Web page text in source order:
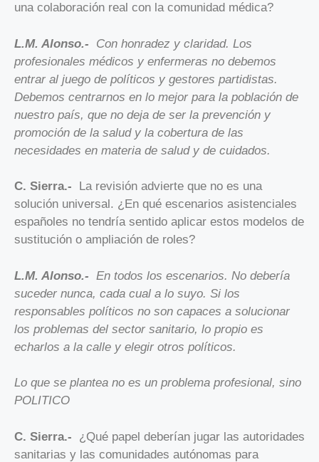
una colaboración real con la comunidad médica?
L.M. Alonso.- Con honradez y claridad. Los
profesionales médicos y enfermeras no debemos
entrar al juego de políticos y gestores partidistas.
Debemos centrarnos en lo mejor para la población de
nuestro país, que no deja de ser la prevención y
promoción de la salud y la cobertura de las
necesidades en materia de salud y de cuidados.
C. Sierra.- La revisión advierte que no es una
solución universal. ¿En qué escenarios asistenciales
españoles no tendría sentido aplicar estos modelos de
sustitución o ampliación de roles?
L.M. Alonso.- En todos los escenarios. No debería
suceder nunca, cada cual a lo suyo. Si los
responsables políticos no son capaces a solucionar
los problemas del sector sanitario, lo propio es
echarlos a la calle y elegir otros políticos.
Lo que se plantea no es un problema profesional, sino
POLITICO
C. Sierra.- ¿Qué papel deberían jugar las autoridades
sanitarias y las comunidades autónomas para